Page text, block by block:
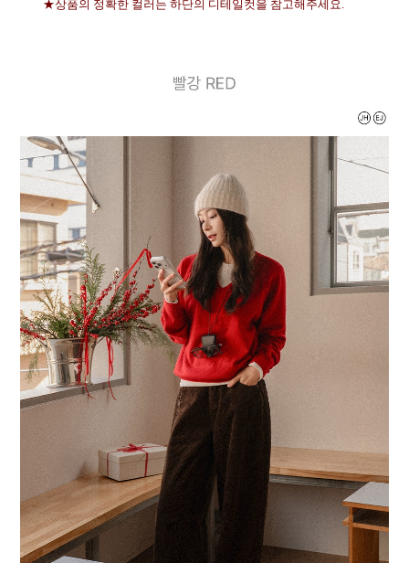
★상품의 정확한 컬러는 하단의 디테일컷을 참고해주세요.